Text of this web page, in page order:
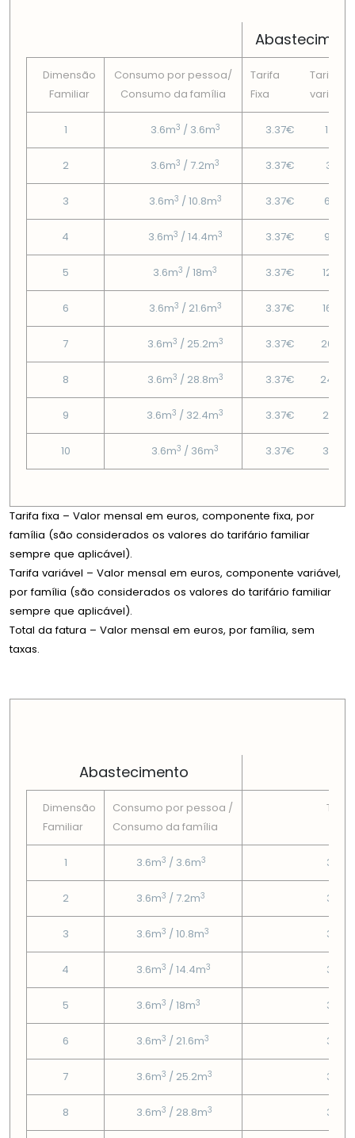
Dimensão
Familiar
Consumo por pessoa/
Consumo da famí­lia
Tarifa
Fixa
Tarifa
variável
1 3.6m3 / 3.6m3 3.37€ 1.43€
2 3.6m3 / 7.2m3 3.37€ 3.81€
3 3.6m3 / 10.8m3 3.37€ 6.78€
4 3.6m3 / 14.4m3 3.37€ 9.76€
5 3.6m3 / 18m3 3.37€ 12.93€
6 3.6m3 / 21.6m3 3.37€ 16.73€
7 3.6m3 / 25.2m3 3.37€
8 3.6m3 / 28.8m3 3.37€
9 3.6m3 / 32.4m3 3.37€ 28.13€
10 3.6m3 / 36m3 3.37€ 31.93€
Tarifa fixa – Valor mensal em euros, componente fixa, por
família (são considerados os valores do tarifário familiar
sempre que aplicável).
Tarifa variável – Valor mensal em euros, componente variável,
por família (são considerados os valores do tarifário familiar
sempre que aplicável).
Total da fatura – Valor mensal em euros, por família, sem
taxas.
Abastecimento
Dimensão
Familiar
Consumo por pessoa /
Consumo da famí­lia
Tarifa
1 3.6m3 / 3.6m3 3.37€
2 3.6m3 / 7.2m3 3.37€
3 3.6m3 / 10.8m3 3.37€
4 3.6m3 / 14.4m3 3.37€
5 3.6m3 / 18m3 3.37€
6 3.6m3 / 21.6m3 3.37€
7 3.6m3 / 25.2m3 3.37€
8 3.6m3 / 28.8m3 3.37€